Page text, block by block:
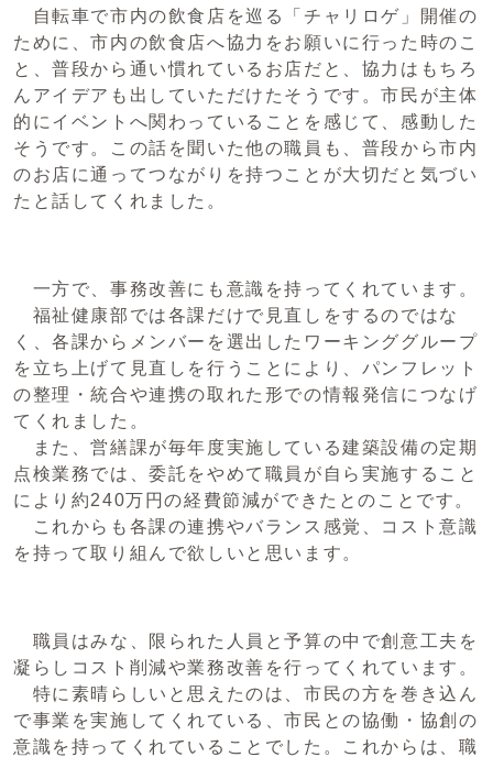
自転車で市内の飲食店を巡る「チャリロゲ」開催の
ために、市内の飲食店へ協力をお願いに行った時のこ
と、普段から通い慣れているお店だと、協力はもちろ
んアイデアも出していただけたそうです。市民が主体
的にイベントへ関わっていることを感じて、感動した
そうです。この話を聞いた他の職員も、普段から市内
のお店に通ってつながりを持つことが大切だと気づい
たと話してくれました。
一方で、事務改善にも意識を持ってくれています。
福祉健康部では各課だけで見直しをするのではな
く、各課からメンバーを選出したワーキンググループ
を立ち上げて見直しを行うことにより、パンフレット
の整理・統合や連携の取れた形での情報発信につなげ
てくれました。
また、営繕課が毎年度実施している建築設備の定期
点検業務では、委託をやめて職員が自ら実施すること
により約240万円の経費節減ができたとのことです。
これからも各課の連携やバランス感覚、コスト意識
を持って取り組んで欲しいと思います。
職員はみな、限られた人員と予算の中で創意工夫を
凝らしコスト削減や業務改善を行ってくれています。
特に素晴らしいと思えたのは、市民の方を巻き込ん
で事業を実施してくれている、市民との協働・協創の
意識を持ってくれていることでした。これからは、職